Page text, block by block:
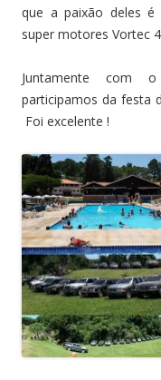
que a paixão deles
super motores Vortec
Juntamente com
participamos da festa
Foi excelente !